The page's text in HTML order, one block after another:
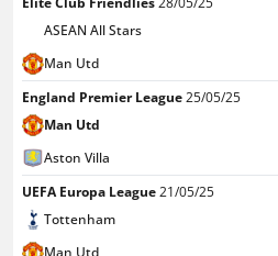
ASEAN All Stars
Man Utd
England Premier League25/05/25
Aston Villa
Man Utd
UEFA Europa League21/05/25
Tottenham
Man Utd